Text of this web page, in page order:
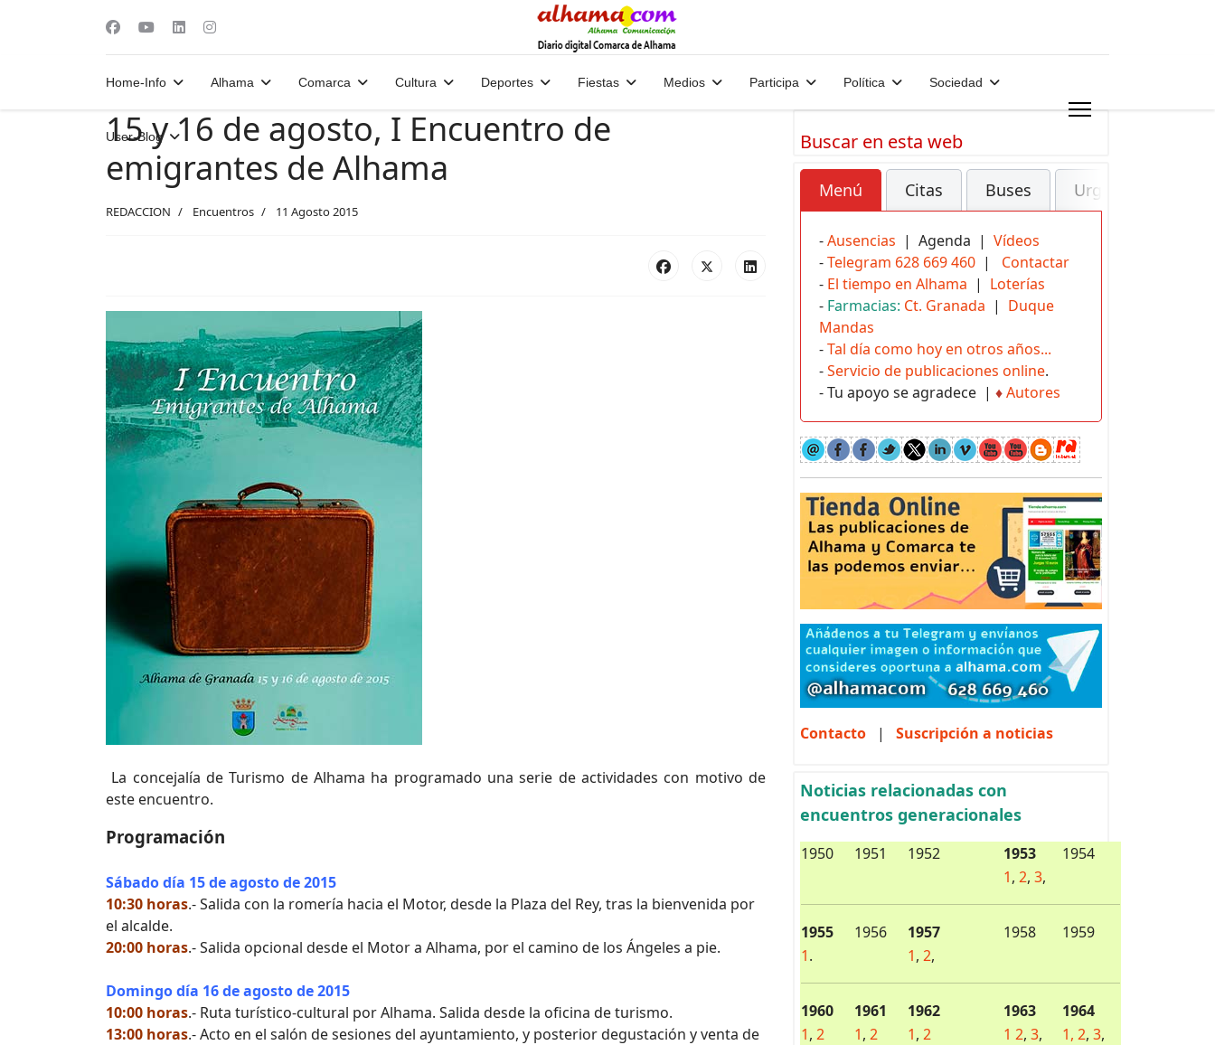
Home-Info Alhama Comarca Cultura Deportes Fiestas Medios Participa Política Sociedad
User-Blog
15 y 16 de agosto, I Encuentro de
emigrantes de Alhama
REDACCION Encuentros 11 Agosto 2015
La concejalía de Turismo de Alhama ha programado una serie de actividades con motivo de
este encuentro.
Programación
Sábado día 15 de agosto de 2015
10:30 horas.- Salida con la romería hacia el Motor, desde la Plaza del Rey, tras la bienvenida por
el alcalde.
20:00 horas.- Salida opcional desde el Motor a Alhama, por el camino de los Ángeles a pie.
Domingo día 16 de agosto de 2015
10:00 horas.- Ruta turístico-cultural por Alhama. Salida desde la oficina de turismo.
13:00 horas.- Acto en el salón de sesiones del ayuntamiento, y posterior degustación y venta de
Buscar en esta web
Menú Citas Buses Urgencias
-Ausencias | Agenda | Vídeos
-Telegram 628 669 460 | Contactar
- El tiempo en Alhama | Loterías
- Farmacias: Ct. Granada | Duque
Mandas
-Tal día como hoy en otros años...
-Servicio de publicaciones online.
- Tu apoyo se agradece | ♦Autores
Contacto | Suscripción a noticias
Noticias relacionadas con
encuentros generacionales
1950 1951 1952 1953
1954
1, 2, 3,
1955 1956 1957 1958
1959
1. 1, 2,
1960 1961 1962 1963
1964
1, 2 1, 2 1, 2 1 2, 3, 1, 2, 3,